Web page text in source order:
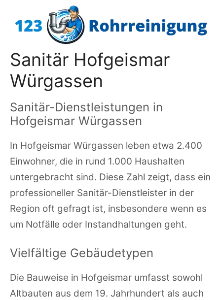
Inhalt
Sanitär Hofgeismar
Würgassen
Sanitär-Dienstleistungen in
Hofgeismar Würgassen
In Hofgeismar Würgassen leben etwa 2.400
Einwohner, die in rund 1.000 Haushalten
untergebracht sind. Diese Zahl zeigt, dass ein
professioneller Sanitär-Dienstleister in der
Region oft gefragt ist, insbesondere wenn es
um Notfälle oder Instandhaltungen geht.
Vielfältige Gebäudetypen
Die Bauweise in Hofgeismar umfasst sowohl
Altbauten aus dem 19. Jahrhundert als auch